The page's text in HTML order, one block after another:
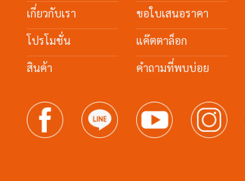
เกี่ยวกับเรา
โปรโมชั่น
สินค้า
ขอใบเสนอราคา
แค๊ตตาล็อก
คำถามที่พบบ่อย